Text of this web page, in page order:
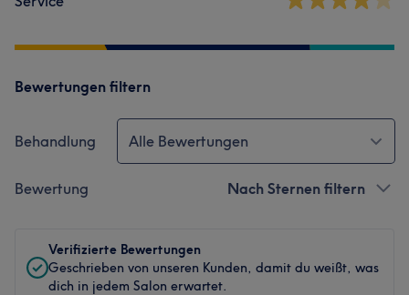
Bewertungen filtern
Behandlung Alle Bewertungen
Bewertung Nach Sternen filtern
Verifizierte Bewertungen
Geschrieben von unseren Kunden, damit du weißt, was
dich in jedem Salon erwartet.